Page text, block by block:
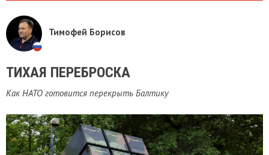
Тимофей Борисов
ТИХАЯ ПЕРЕБРОСКА
Как НАТО готовится перекрыть Балтику